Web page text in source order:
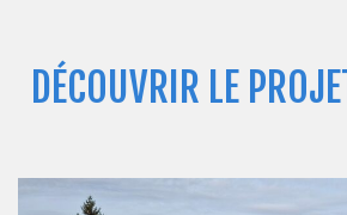
DÉCOUVRIR LE